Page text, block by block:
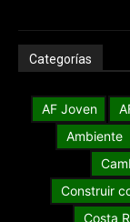
Categorías
AF Joven
Ambiente
Construir
Costa